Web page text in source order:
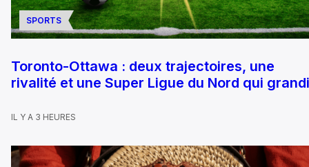
SPORTS
Toronto-Ottawa : deux trajectoires, une
rivalité et une Super Ligue du Nord qui
IL Y A 3 HEURES